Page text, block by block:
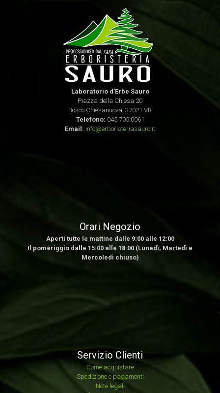
Laboratorio d'Erbe Sauro
Piazza della Chiesa 20
Bosco Chiesanuova, 37021 VR
Telefono: 045 705 0061
Email: info@erboristeriasauro.it
Orari Negozio
Aperti tutte le mattine dalle 9:00 alle 12:00
Il pomeriggio dalle 15:00 alle 18:00 (Lunedì, Martedì e
Mercoledì chiuso)
Servizio Clienti
Come acquistare
Spedizione e pagamenti
Note legali